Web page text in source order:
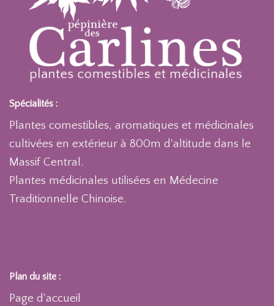
Spécialités :
Plantes comestibles, aromatiques et médicinales
cultivées en extérieur à 800m d'altitude dans le
Massif Central.
Plantes médicinales utilisées en Médecine
Traditionnelle Chinoise.
Plan du site :
Page d'accueil